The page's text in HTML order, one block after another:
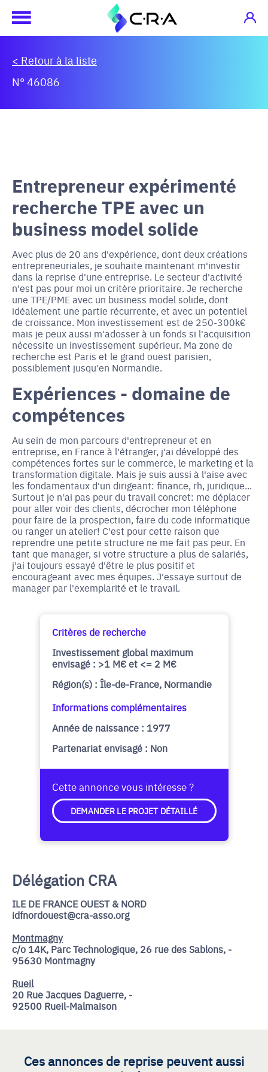
< Retour à la liste
N° 46086
Entrepreneur expérimenté
recherche TPE avec un
business model solide
Avec plus de 20 ans d'expérience, dont deux créations
entrepreneuriales, je souhaite maintenant m'investir
dans la reprise d'une entreprise. Le secteur d'activité
n'est pas pour moi un critère prioritaire. Je recherche
une TPE/PME avec un business model solide, dont
idéalement une partie récurrente, et avec un potentiel
de croissance. Mon investissement est de 250-300k€
mais je peux aussi m'adosser à un fonds si l'acquisition
nécessite un investissement supérieur. Ma zone de
recherche est Paris et le grand ouest parisien,
possiblement jusqu'en Normandie.
Expériences - domaine de
compétences
Au sein de mon parcours d'entrepreneur et en
entreprise, en France à l'étranger, j'ai développé des
compétences fortes sur le commerce, le marketing et la
transformation digitale. Mais je suis aussi à l'aise avec
les fondamentaux d'un dirigeant: finance, rh, juridique...
Surtout je n'ai pas peur du travail concret: me déplacer
pour aller voir des clients, décrocher mon téléphone
pour faire de la prospection, faire du code informatique
ou ranger un atelier! C'est pour cette raison que
reprendre une petite structure ne me fait pas peur. En
tant que manager, si votre structure a plus de salariés,
j'ai toujours essayé d'être le plus positif et
encourageant avec mes équipes. J'essaye surtout de
manager par l'exemplarité et le travail.
Critères de recherche
Investissement global maximum
envisagé : >1 M€ et <= 2 M€
Région(s) : Île-de-France, Normandie
Informations complémentaires
Année de naissance : 1977
Partenariat envisagé : Non
Cette annonce vous intéresse ?
DEMANDER LE PROJET DÉTAILLÉ
Délégation CRA
ILE DE FRANCE OUEST & NORD
idfnordouest@cra-asso.org
Montmagny
c/o 14K, Parc Technologique, 26 rue des Sablons, -
95630 Montmagny
Rueil
20 Rue Jacques Daguerre, -
92500 Rueil-Malmaison
Ces annonces de reprise peuvent aussi